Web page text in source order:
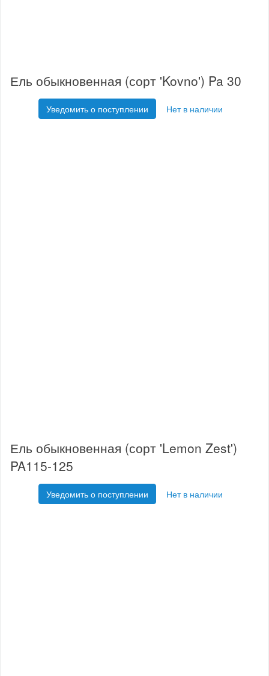
Ель обыкновенная (сорт 'Kovno') Pa 30
Уведомить о поступлении Нет в наличии
Ель обыкновенная (сорт 'Lemon Zest')
PA115-125
Уведомить о поступлении Нет в наличии